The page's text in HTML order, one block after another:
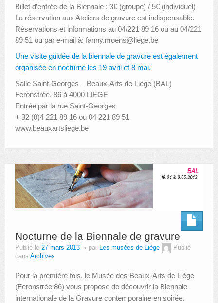
Billet d’entrée de la Biennale : 3€ (groupe) / 5€ (individuel)
La réservation aux Ateliers de gravure est indispensable.
Réservations et informations au 04/221 89 16 ou au 04/221
89 51 ou par e-mail à: fanny.moens@liege.be
Une visite guidée de la biennale de gravure est également
organisée en nocturne les 19 avril et 8 mai.
Salle Saint-Georges – Beaux-Arts de Liège (BAL)
Feronstrée, 86 à 4000 LIEGE
Entrée par la rue Saint-Georges
+ 32 (0)4 221 89 16 ou 04 221 89 51
www.beauxartsliege.be
Nocturne de la Biennale de gravure
Publié le 27 mars 2013 par Les musées de Liège
Publié
dans Archives
Pour la première fois, le Musée des Beaux-Arts de Liège
(Feronstrée 86) vous propose de découvrir la Biennale
internationale de la Gravure contemporaine en soirée.